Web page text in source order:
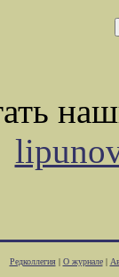
Редколлегия| О журнале|